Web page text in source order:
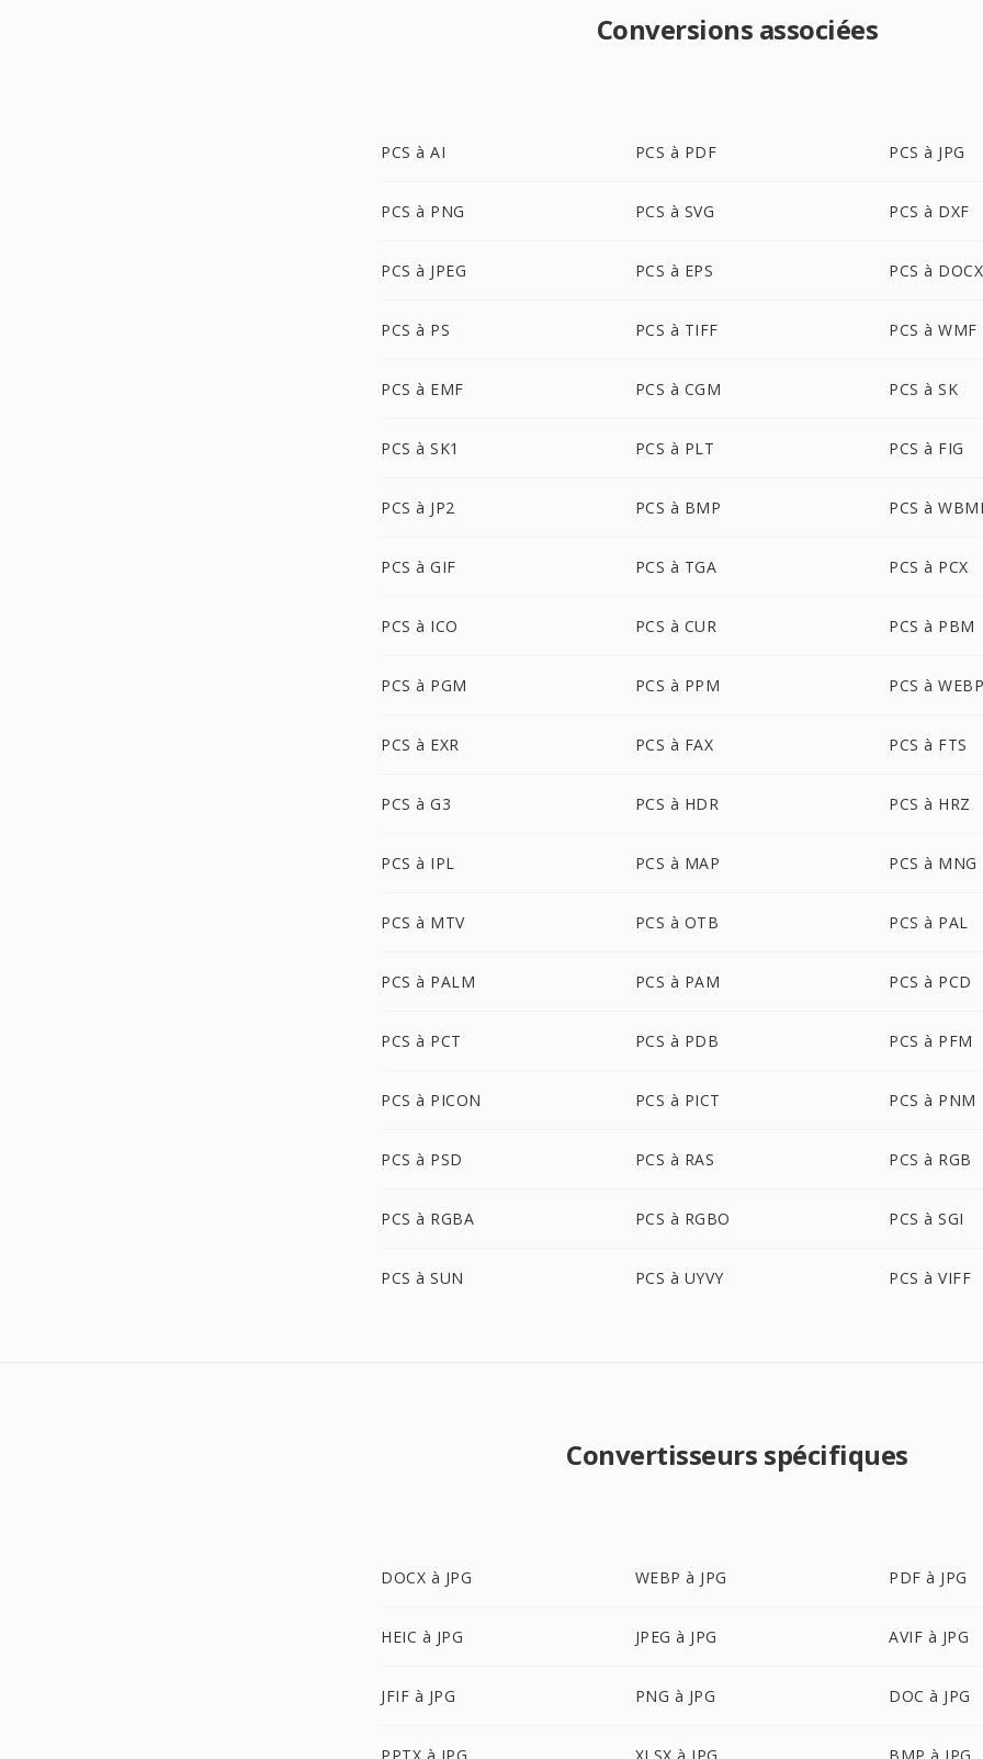
Conversions associées
PCS à AI PCS à PDF PCS à JPG
PCS à PNG PCS à SVG PCS à DXF
PCS à JPEG PCS à EPS PCS à DOCX
PCS à PS PCS à TIFF PCS à WMF
PCS à EMF PCS à CGM PCS à SK
PCS à SK1 PCS à PLT PCS à FIG
PCS à JP2 PCS à BMP PCS à
PCS à GIF PCS à TGA PCS à PCX
PCS à ICO PCS à CUR PCS à PBM
PCS à PGM PCS à PPM PCS à
PCS à EXR PCS à FAX PCS à FTS
PCS à G3 PCS à HDR PCS à HRZ
PCS à IPL PCS à MAP PCS à MNG
PCS à MTV PCS à OTB PCS à PAL
PCS à PALM PCS à PAM PCS à PCD
PCS à PCT PCS à PDB PCS à PFM
PCS à PICON PCS à PICT PCS à PNM
PCS à PSD PCS à RAS PCS à RGB
PCS à RGBA PCS à RGBO PCS à SGI
PCS à SUN PCS à UYVY PCS à VIFF
Convertisseurs spécifiques
DOCX à JPG WEBP à JPG PDF à JPG
HEIC à JPG JPEG à JPG AVIF à JPG
JFIF à JPG PNG à JPG DOC à JPG